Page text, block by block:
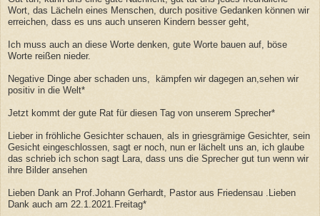
Wort, das Lächeln eines Menschen, durch positive Gedanken können wir
erreichen, dass es uns auch unseren Kindern besser geht,
Ich muss auch an diese Worte denken, gute Worte bauen auf, böse
Worte reißen nieder.
Negative Dinge aber schaden uns, kämpfen wir dagegen an,sehen wir
positiv in die Welt*
Jetzt kommt der gute Rat für diesen Tag von unserem Sprecher*
Lieber in fröhliche Gesichter schauen, als in griesgrämige Gesichter, sein
Gesicht eingeschlossen, sagt er noch, nun er lächelt uns an, ich glaube
das schrieb ich schon sagt Lara, dass uns die Sprecher gut tun wenn wir
ihre Bilder ansehen
Lieben Dank an Prof.Johann Gerhardt, Pastor aus Friedensau .Lieben
Dank auch am 22.1.2021.Freitag*